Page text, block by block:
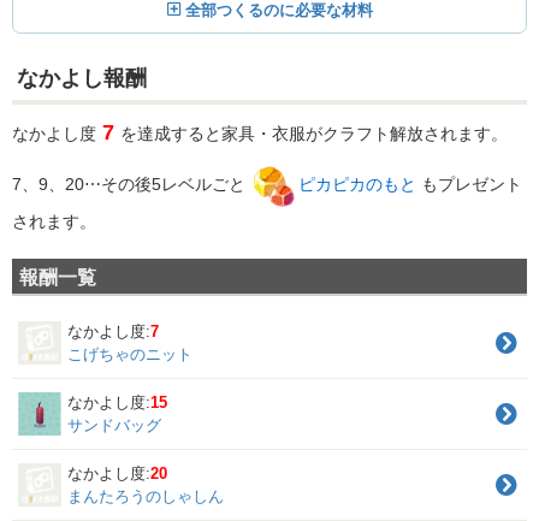
全部つくるのに必要な材料
なかよし報酬
なかよし度 7 を達成すると家具・衣服がクラフト解放されます。
7、9、20⋯その後5レベルごと ピカピカのもと もプレゼント
されます。
報酬一覧
なかよし度:7
こげちゃのニット
なかよし度:15
サンドバッグ
なかよし度:20
まんたろうのしゃしん